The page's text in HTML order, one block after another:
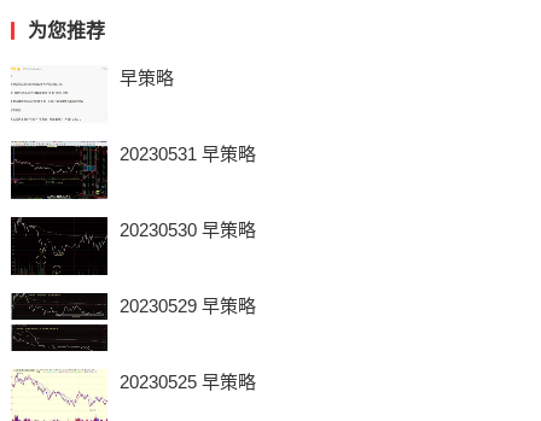
为您推荐
早策略
20230531 早策略
20230530 早策略
20230529 早策略
20230525 早策略